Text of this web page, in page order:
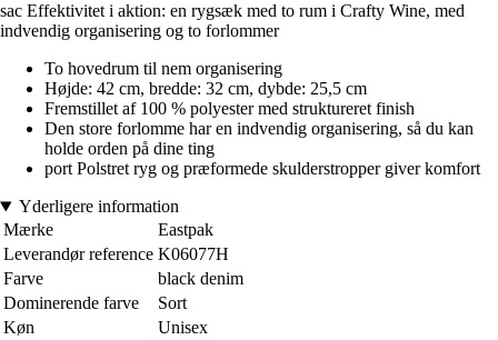
sac Effektivitet i aktion: en rygsæk med to rum i Crafty Wine, med
indvendig organisering og to forlommer
To hovedrum til nem organisering
Højde: 42 cm, bredde: 32 cm, dybde: 25,5 cm
Fremstillet af 100 % polyester med struktureret finish
Den store forlomme har en indvendig organisering, så du kan
holde orden på dine ting
port Polstret ryg og præformede skulderstropper giver komfort
Yderligere information
Mærke
Eastpak
Leverandør reference K06077H
Farve
black denim
Dominerende farve
Sort
Køn
Unisex